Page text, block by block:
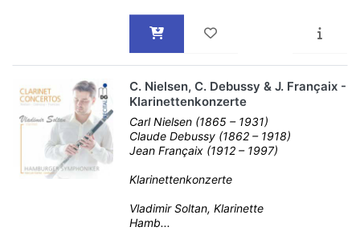
C. Nielsen, C. Debussy & J. Françaix -
Klarinettenkonzerte
Carl Nielsen (1865 – 1931)
Claude Debussy (1862 – 1918)
Jean Françaix (1912 – 1997)
Klarinettenkonzerte
Vladimir Soltan, Klarinette
Hamb...